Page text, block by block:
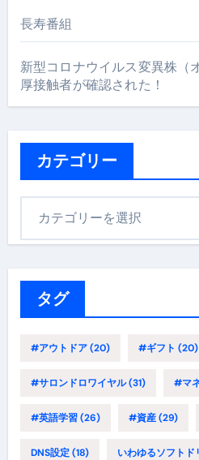
長寿番組
新型コロナウイルス変異株（
厚接触者が確認された！
カテゴリー
タグ
#アウトドア(20) #ギフト (20)
#サロンドロワイヤル(31) #マ
#英語学習(26) #資産(29)
DNS設定(18) いわゆるソフトド